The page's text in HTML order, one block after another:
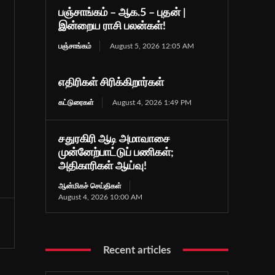
பஞ்சாங்கம் – ஆக.5 – புதன் |
இன்றைய ராசி பலன்கள்!
பஞ்சாங்கம் August 5, 2026 12:05 AM
எதிரிகள் சிரிக்கிறார்கள்
கட்டுரைகள் August 4, 2026 1:49 PM
சதுரகிரி ஆடி அமாவாசை
முன்னேற்பாட்டுப் பணிகள்;
அதிகாரிகள் ஆய்வு!
ஆன்மிகச் செய்திகள்
August 4, 2026 10:00 AM
Recent articles